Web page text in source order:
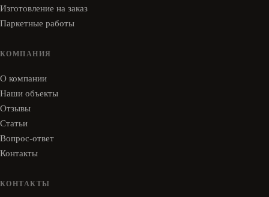
Изготовление на заказ
Паркетные работы
КОМПАНИЯ
О компании
Наши объекты
Отзывы
Статьи
Вопрос-ответ
Контакты
КОНТАКТЫ